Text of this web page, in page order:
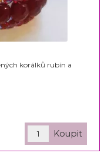
korálků rubín a